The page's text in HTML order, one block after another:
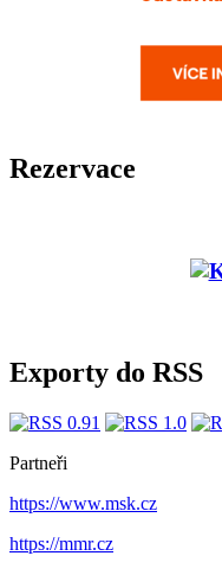
Rezervace
Exporty do RSS
Partneři
https://www.msk.cz
https://mmr.cz